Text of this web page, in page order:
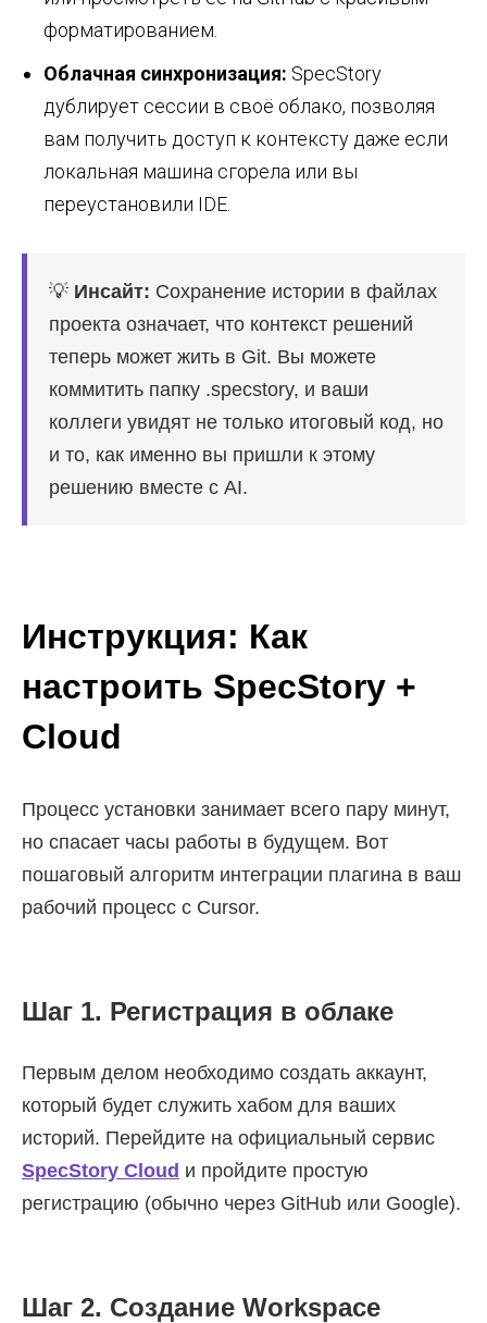
форматированием.
Облачная синхронизация: SpecStory
дублирует сессии в своё облако, позволяя
вам получить доступ к контексту даже если
локальная машина сгорела или вы
переустановили IDE.
💡 Инсайт: Сохранение истории в файлах
проекта означает, что контекст решений
теперь может жить в Git. Вы можете
коммитить папку .specstory, и ваши
коллеги увидят не только итоговый код, но
и то, как именно вы пришли к этому
решению вместе с AI.
Инструкция: Как
настроить SpecStory +
Cloud
Процесс установки занимает всего пару минут,
но спасает часы работы в будущем. Вот
пошаговый алгоритм интеграции плагина в ваш
рабочий процесс с Cursor.
Шаг 1. Регистрация в облаке
Первым делом необходимо создать аккаунт,
который будет служить хабом для ваших
историй. Перейдите на официальный сервис
SpecStory Cloud и пройдите простую
регистрацию (обычно через GitHub или Google).
Шаг 2. Создание Workspace